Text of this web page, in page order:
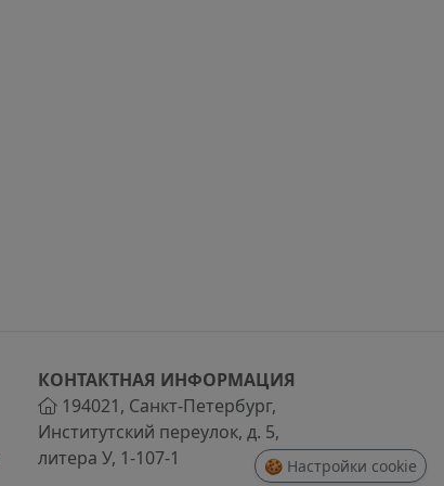
КОНТАКТНАЯ ИНФОРМАЦИЯ
194021, Санкт-Петербург,
Институтский переулок, д. 5,
литера У, 1-107-1
🍪 Настройки cookie